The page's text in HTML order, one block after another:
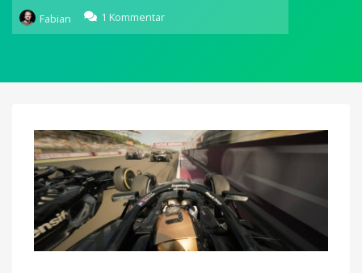
Fabian
1 Kommentar
F1
Millionen
US-
Dollar
eingespielt